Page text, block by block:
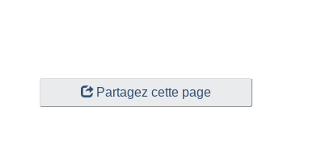
Partagez cette page